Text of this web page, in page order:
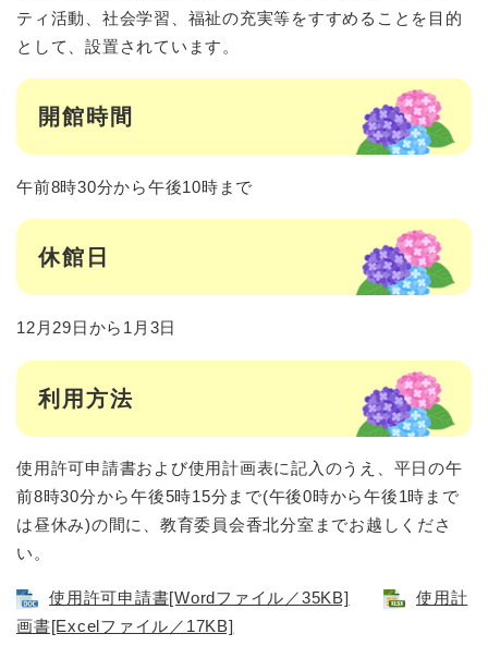
ティ活動、社会学習、福祉の充実等をすすめることを目的
として、設置されています。
開館時間
午前8時30分から午後10時まで
休館日
12月29日から1月3日
利用方法
使用許可申請書および使用計画表に記入のうえ、平日の午
前8時30分から午後5時15分まで(午後0時から午後1時まで
は昼休み)の間に、教育委員会香北分室までお越しくださ
い。
使用許可申請書[Wordファイル／35KB]
使用計
画書[Excelファイル／17KB]